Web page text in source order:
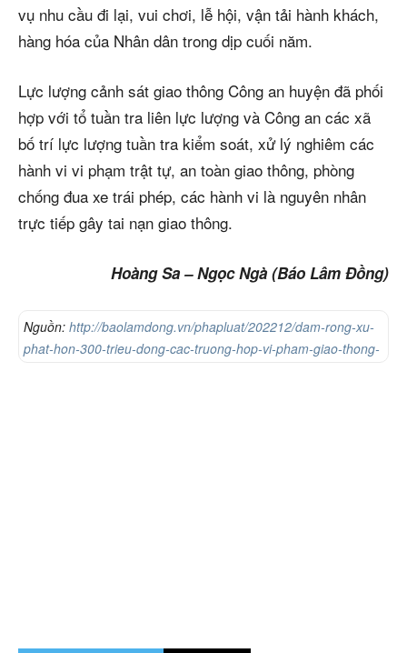
vụ nhu cầu đi lại, vui chơi, lễ hội, vận tải hành khách,
hàng hóa của Nhân dân trong dịp cuối năm.
Lực lượng cảnh sát giao thông Công an huyện đã phối
hợp với tổ tuần tra liên lực lượng và Công an các xã
bố trí lực lượng tuần tra kiểm soát, xử lý nghiêm các
hành vi vi phạm trật tự, an toàn giao thông, phòng
chống đua xe trái phép, các hành vi là nguyên nhân
trực tiếp gây tai nạn giao thông.
Hoàng Sa – Ngọc Ngà (Báo Lâm Đồng)
Nguồn: http://baolamdong.vn/phapluat/202212/dam-rong-xu-
phat-hon-300-trieu-dong-cac-truong-hop-vi-pham-giao-thong-